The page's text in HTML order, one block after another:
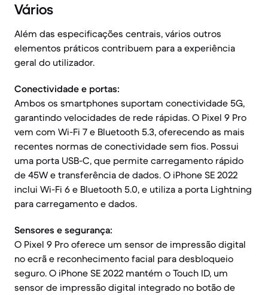
Vários
Além das especificações centrais, vários outros
elementos práticos contribuem para a experiência
geral do utilizador.
Conectividade e portas:
Ambos os smartphones suportam conectividade 5G,
garantindo velocidades de rede rápidas. O Pixel 9 Pro
vem com Wi-Fi 7 e Bluetooth 5.3, oferecendo as mais
recentes normas de conectividade sem fios. Possui
uma porta USB-C, que permite carregamento rápido
de 45W e transferência de dados. O iPhone SE 2022
inclui Wi-Fi 6 e Bluetooth 5.0, e utiliza a porta Lightning
para carregamento e dados.
Sensores e segurança:
O Pixel 9 Pro oferece um sensor de impressão digital
no ecrã e reconhecimento facial para desbloqueio
seguro. O iPhone SE 2022 mantém o Touch ID, um
sensor de impressão digital integrado no botão de